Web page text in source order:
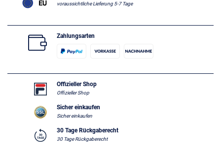
voraussichtliche Lieferung 5-7 Tage
Zahlungsarten
Offizieller Shop
Offizieller Shop
Sicher einkaufen
Sicher einkaufen
30 Tage Rückgaberecht
30 Tage Rückgaberecht